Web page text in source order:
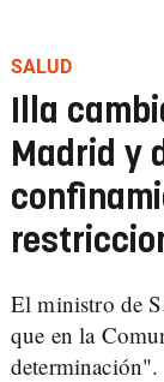
SALUD
Illa
Madrid y
El ministro de
que en la
determinación".